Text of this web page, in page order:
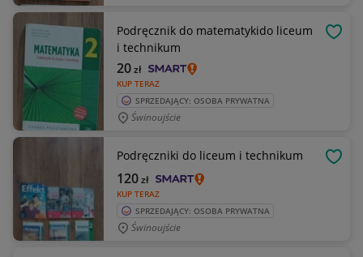
Podręcznik do matematykido liceum
i technikum
KUP TERAZ
20zł
SPRZEDAJĄCY: OSOBA PRYWATNA
Świnoujście
Podręczniki do liceum i technikum
KUP TERAZ
120zł
SPRZEDAJĄCY: OSOBA PRYWATNA
Świnoujście